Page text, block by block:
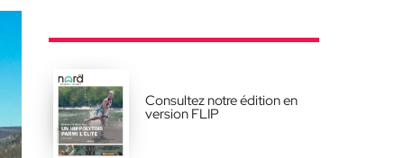
Consultez notre édition en
version FLIP